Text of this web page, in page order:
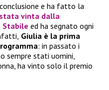
e ha fatto la
stata vinta dalla
Stabile ed ha segnato ogni
Giulia è la prima
: in passato i
sempre stati uomini,
ha vinto solo il premio